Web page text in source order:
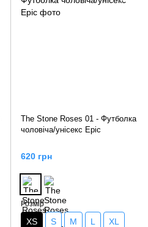
The Stone Roses 01 - Футболка
чоловіча/унісекс Epic
620 грн
Розмір
XS S M L XL